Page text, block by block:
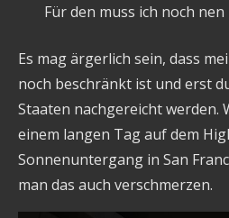
Für den muss ich noch
Es mag ärgerlich sein, dass
noch beschränkt ist und erst
Staaten nachgereicht werden.
einem langen Tag auf dem
Sonnenuntergang in San
man das auch verschmerzen.